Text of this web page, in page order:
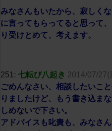
みなさんもいたから、寂しく
に言ってもらってると思って
り受けとめて、考えます。
251: 七転び八起き 2014/07/27(
ごめんなさい、相談したいこ
りましたけど、もう書き込ま
しめないで下さい。
アドバイスも叱責も、みなさ